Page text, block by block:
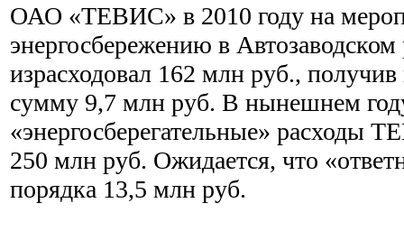
ОАО «ТЕВИС» в 2010 году на
энергосбережению в
израсходовал 162 млн руб.,
сумму 9,7 млн руб. В нынешнем
«энергосберегательные» расходы
250 млн руб. Ожидается, что
порядка 13,5 млн руб.